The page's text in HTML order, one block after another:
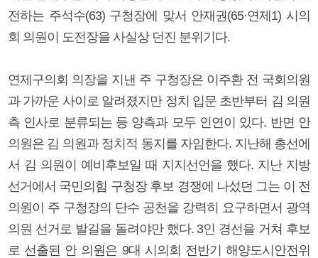
전하는 주석수(63) 구청장에 맞서 안재권(65·연제1) 시의
회 의원이 도전장을 사실상 던진 분위기다.
연제구의회 의장을 지낸 주 구청장은 이주환 전 국회의원
과 가까운 사이로 알려졌지만 정치 입문 초반부터 김 의원
측 인사로 분류되는 등 양측과 모두 인연이 있다. 반면 안
의원은 김 의원과 정치적 동지를 자임한다. 지난해 총선에
서 김 의원이 예비후보일 때 지지선언을 했다. 지난 지방
선거에서 국민의힘 구청장 후보 경쟁에 나섰던 그는 이 전
의원이 주 구청장의 단수 공천을 강력히 요구하면서 광역
의원 선거로 발길을 돌려야만 했다. 3인 경선을 거쳐 후보
로 선출된 안 의원은 9대 시의회 전반기 해양도시안전위